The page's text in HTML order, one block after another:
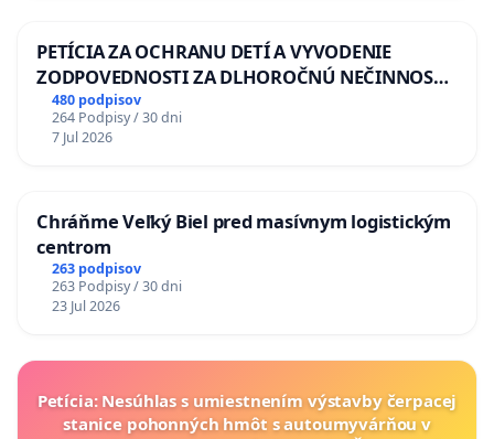
PETÍCIA ZA OCHRANU DETÍ A VYVODENIE
ZODPOVEDNOSTI ZA DLHOROČNÚ NEČINNOSŤ
A ZLYHANIE ŠTÁTU
480 podpisov
264 Podpisy / 30 dni
7 Jul 2026
Chráňme Veľký Biel pred masívnym logistickým
centrom
263 podpisov
263 Podpisy / 30 dni
23 Jul 2026
Petícia: Nesúhlas s umiestnením výstavby čerpacej
stanice pohonných hmôt s autoumyvárňou v